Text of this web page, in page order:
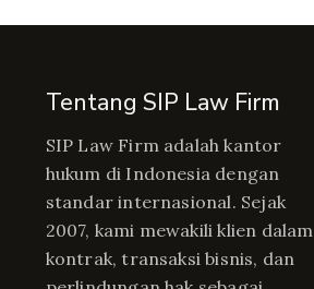
Tentang SIP Law Firm
SIP Law Firm adalah kantor
hukum di Indonesia dengan
standar internasional. Sejak
2007, kami mewakili klien dalam
kontrak, transaksi bisnis, dan